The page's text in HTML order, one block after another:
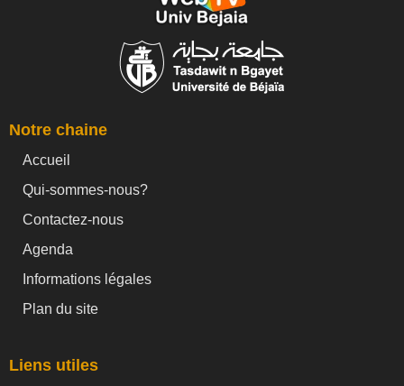
Notre chaine
Accueil
Qui-sommes-nous?
Contactez-nous
Agenda
Informations légales
Plan du site
Liens utiles